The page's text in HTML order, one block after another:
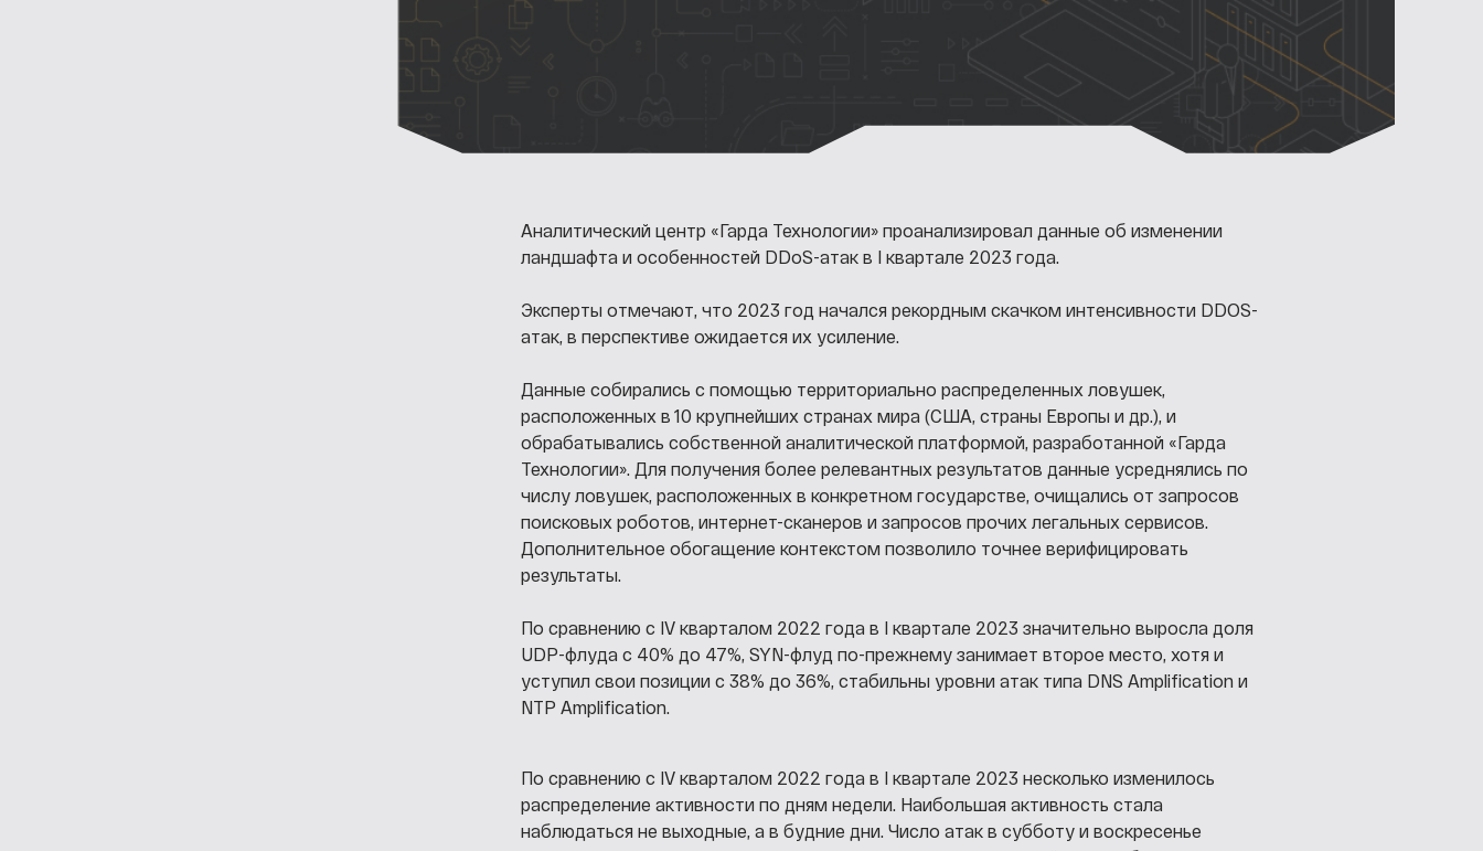
Аналитический центр «Гарда Технологии» проанализировал данные об изменении
ландшафта и особенностей DDoS-атак в I квартале 2023 года.
Эксперты отмечают, что 2023 год начался рекордным скачком интенсивности DDOS-
атак, в перспективе ожидается их усиление.
Данные собирались с помощью территориально распределенных ловушек,
расположенных в 10 крупнейших странах мира (США, страны Европы и др.), и
обрабатывались собственной аналитической платформой, разработанной «Гарда
Технологии». Для получения более релевантных результатов данные усреднялись по
числу ловушек, расположенных в конкретном государстве, очищались от запросов
поисковых роботов, интернет-сканеров и запросов прочих легальных сервисов.
Дополнительное обогащение контекстом позволило точнее верифицировать
результаты.
По сравнению с IV кварталом 2022 года в I квартале 2023 значительно выросла доля
UDP-флуда с 40% до 47%, SYN-флуд по-прежнему занимает второе место, хотя и
уступил свои позиции с 38% до 36%, стабильны уровни атак типа DNS Amplification и
NTP Amplification.
По сравнению с IV кварталом 2022 года в I квартале 2023 несколько изменилось
распределение активности по дням недели. Наибольшая активность стала
наблюдаться не выходные, а в будние дни. Число атак в субботу и воскресенье